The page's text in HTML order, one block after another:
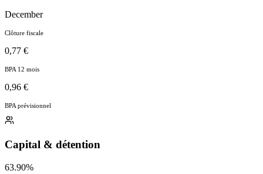
December
Clôture fiscale
0,77 €
BPA 12 mois
0,96 €
BPA prévisionnel
Capital & détention
63.90%